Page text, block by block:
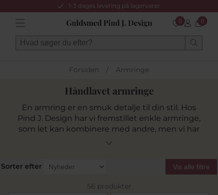
1-3 dages levering på lagervarer
0 0
Forsiden / Armringe
Håndlavet armringe
En armring er en smuk detalje til din stil. Hos
Pind J. Design har vi fremstillet enkle armringe,
som let kan kombinere med andre, men vi har
også smukke, detaljerede armringe, der
Vi fremstiller også smykker af dit gamle guld,
disse ender på varenr. 25 og 26, her er det
faconprisen der er vist excl. guld.
Sorter efter Vis alle filtre
56 produkter